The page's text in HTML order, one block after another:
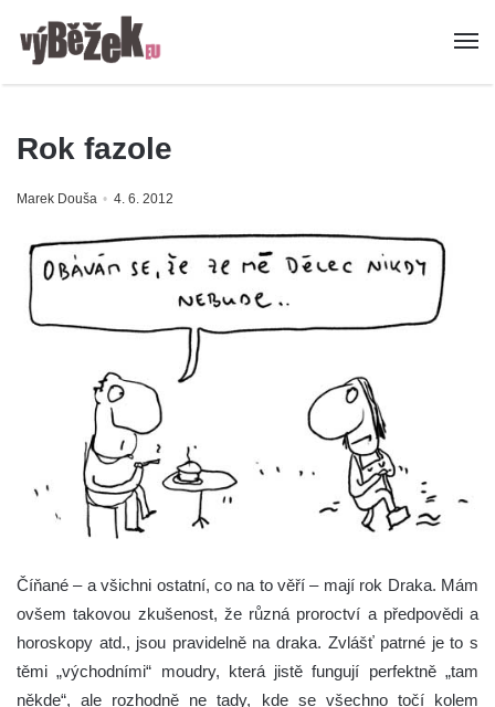
Rok fazole
Marek Douša 4. 6. 2012
Číňané – a všichni ostatní, co na to věří – mají rok Draka. Mám
ovšem takovou zkušenost, že různá proroctví a předpovědi a
horoskopy atd., jsou pravidelně na draka. Zvlášť patrné je to s
těmi „východními“ moudry, která jistě fungují perfektně „tam
někde“, ale rozhodně ne tady, kde se všechno točí kolem